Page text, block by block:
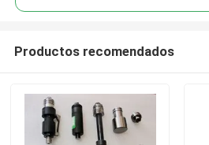
Productos recomendados